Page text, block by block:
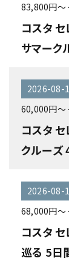
83,800円～
コスタ
サマーク
2026-08-
60,000円～
コスタ
クルーズ
2026-08-
68,000円～
コスタ
巡る 5日